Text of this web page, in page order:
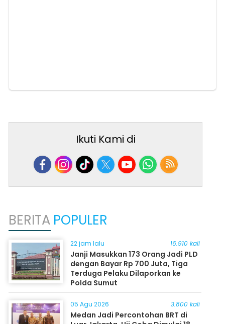
Ikuti Kami di
BERITA POPULER
22 jam lalu 16.910 kali
Janji Masukkan 173 Orang Jadi PLD
dengan Bayar Rp 700 Juta, Tiga
Terduga Pelaku Dilaporkan ke
Polda Sumut
05 Agu 2026 3.800 kali
Medan Jadi Percontohan BRT di